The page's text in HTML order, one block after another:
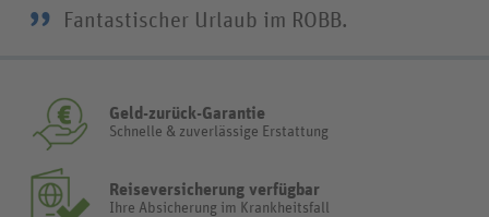
” Fantastischer Urlaub im ROBB.
Geld-zurück-Garantie
Schnelle & zuverlässige Erstattung
Reiseversicherung verfügbar
Ihre Absicherung im Krankheitsfall